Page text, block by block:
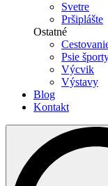
Svetre
Pršiplášte
Ostatné
Psie
Výcvik
Výstavy
Blog
Kontakt